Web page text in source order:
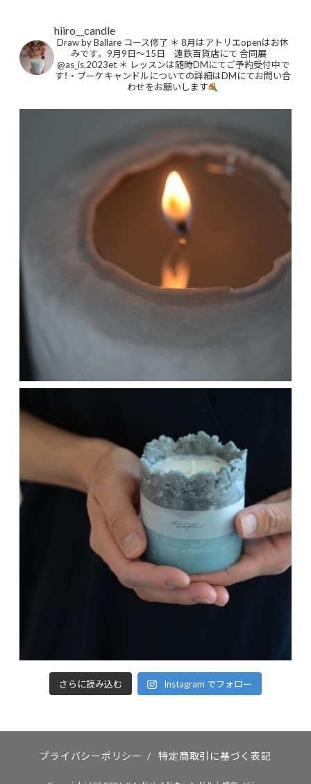
hiiro__candle
Draw by Ballare コース修了 ＊ 8月はアトリエopenはお休
みです。 9月9日〜15日 遠鉄百貨店にて 合同展
@as_is.2023et ＊ レッスンは随時DMにてご予約受付中で
す！ ・ ブーケキャンドルについての詳細はDMにてお問い合
わせをお願いします
さらに読み込む Instagram でフォロー
プライバシーポリシー / 特定商取引に基づく表記